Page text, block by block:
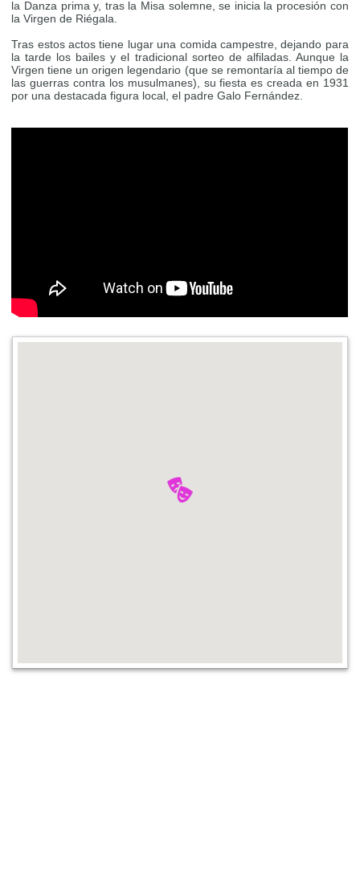
la Danza prima y, tras la Misa solemne, se inicia la procesión con
la Virgen de Riégala.
Tras estos actos tiene lugar una comida campestre, dejando para
la tarde los bailes y el tradicional sorteo de alfiladas. Aunque la
Virgen tiene un origen legendario (que se remontaría al tiempo de
las guerras contra los musulmanes), su fiesta es creada en 1931
por una destacada figura local, el padre Galo Fernández.